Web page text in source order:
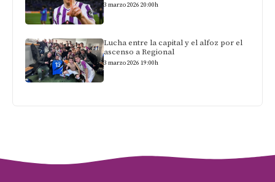
3 marzo 2026 20:00h
Lucha entre la capital y el alfoz por el
ascenso a Regional
3 marzo 2026 19:00h